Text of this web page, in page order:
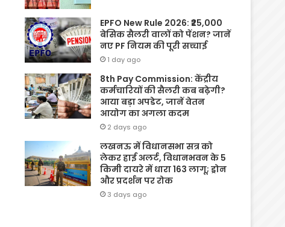
EPFO New Rule 2026: ₹25,000
बेसिक सैलरी वालों को पेंशन? जानें
नए PF नियम की पूरी सच्चाई
1 day ago
8th Pay Commission: केंद्रीय
कर्मचारियों की सैलरी कब बढ़ेगी?
आया बड़ा अपडेट, जानें वेतन
आयोग का अगला कदम
2 days ago
लखनऊ में विधानसभा सत्र को
लेकर हाई अलर्ट, विधानभवन के 5
किमी दायरे में धारा 163 लागू; ड्रोन
और प्रदर्शन पर रोक
3 days ago